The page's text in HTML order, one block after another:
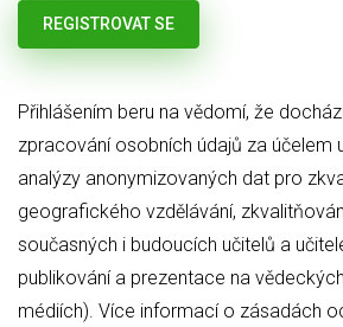
Přihlášením beru na vědomí, že
zpracování osobních údajů za účelem
analýzy anonymizovaných dat pro
geografického vzdělávání,
současných i budoucích učitelů a
publikování a prezentace na
médiích). Více informací o zásadách